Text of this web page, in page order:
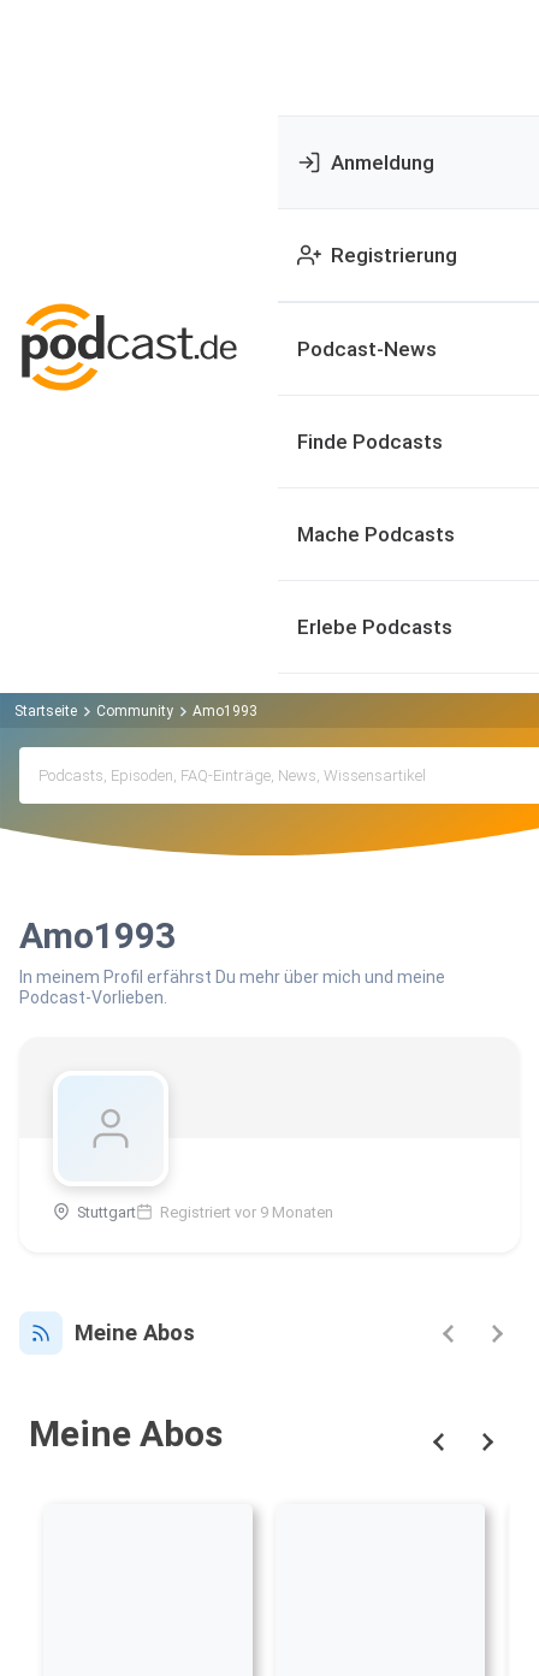
Anmeldung
Registrierung
Podcast-News
Finde Podcasts
Mache Podcasts
Erlebe Podcasts
Startseite Community Amo1993
Amo1993
In meinem Profil erfährst Du mehr über mich und meine
Podcast-Vorlieben.
Stuttgart Registriert vor 9 Monaten
Meine Abos
Meine Abos